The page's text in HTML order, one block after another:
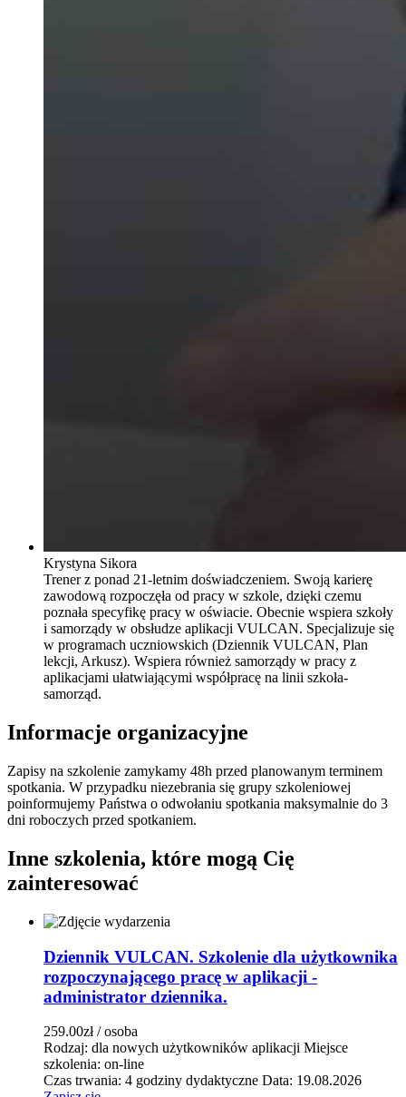
Krystyna Sikora
Trener z ponad 21-letnim doświadczeniem. Swoją karierę
zawodową rozpoczęła od pracy w szkole, dzięki czemu
poznała specyfikę pracy w oświacie. Obecnie wspiera szkoły
i samorządy w obsłudze aplikacji VULCAN. Specjalizuje się
w programach uczniowskich (Dziennik VULCAN, Plan
lekcji, Arkusz). Wspiera również samorządy w pracy z
aplikacjami ułatwiającymi współpracę na linii szkoła-
samorząd.
Informacje organizacyjne
Zapisy na szkolenie zamykamy 48h przed planowanym terminem
spotkania. W przypadku niezebrania się grupy szkoleniowej
poinformujemy Państwa o odwołaniu spotkania maksymalnie do 3
dni roboczych przed spotkaniem.
Inne szkolenia, które mogą Cię
zainteresować
Dziennik VULCAN. Szkolenie dla użytkownika
rozpoczynającego pracę w aplikacji -
administrator dziennika.
259.00zł / osoba
Rodzaj: dla nowych użytkowników aplikacji Miejsce
szkolenia: on-line
Czas trwania: 4 godziny dydaktyczne Data: 19.08.2026